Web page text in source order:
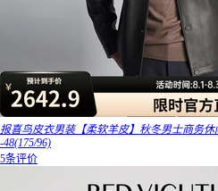
报喜鸟皮衣男装【柔软羊皮】秋冬男士商务
-48(175/96)
5条评价